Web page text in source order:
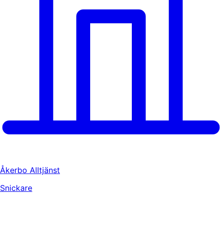
Åkerbo Alltjänst
Snickare